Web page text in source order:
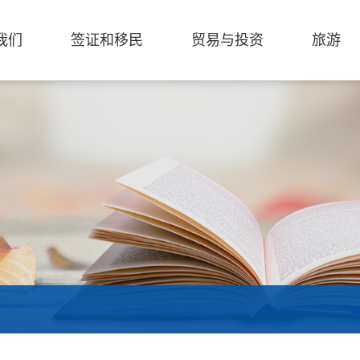
们 签证和移民 贸易与投资 旅游